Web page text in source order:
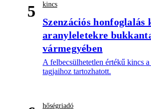
5 kincs
Szenzációs honfoglalás
aranyleletekre
vármegyében
A felbecsülhetetlen értékű kincs
tagjaihoz tartozhatott.
hőségriadó